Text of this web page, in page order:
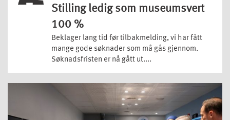
Stilling ledig som museumsvert
100 %
Beklager lang tid før tilbakmelding, vi har fått
mange gode søknader som må gås gjennom.
Søknadsfristen er nå gått ut....